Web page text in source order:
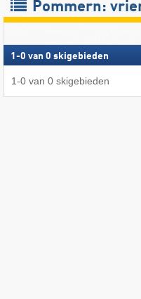
Pommern:
1 -0 van 0 skigebieden
1-0 van 0 skigebieden